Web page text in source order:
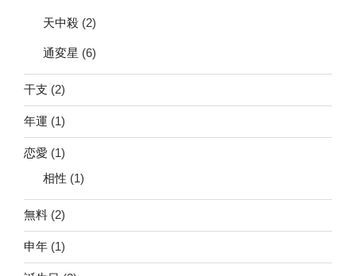
天中殺 (2)
通変星 (6)
干支 (2)
年運 (1)
恋愛 (1)
相性 (1)
無料 (2)
申年 (1)